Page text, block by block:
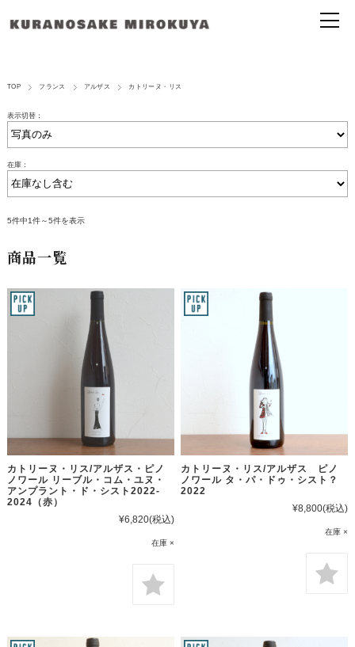
TOP フランス アルザス カトリーヌ・リス
表示切替：
在庫：
5件中1件～5件を表示
商品一覧
カトリーヌ・リス/アルザス・ピノ
ノワール リーブル・コム・ユヌ・
アンプラント・ド・シスト2022-
2024（赤）
¥6,820(税込)
在庫 ×
カトリーヌ・リス/アルザス ピノ
ノワール タ・パ・ドゥ・シスト？
2022
¥8,800(税込)
在庫 ×